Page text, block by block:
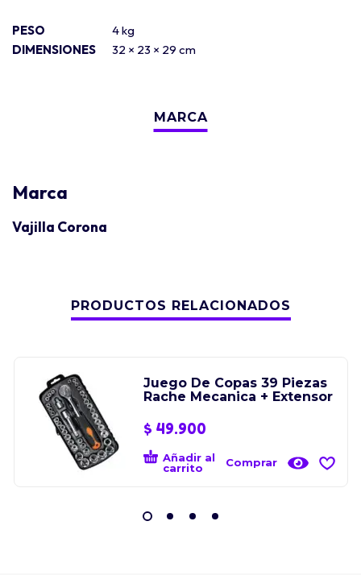
PESO
4 kg
DIMENSIONES
32 × 23 × 29 cm
Marca
Vajilla Corona
PRODUCTOS RELACIONADOS
Juego De Copas 39 Piezas
Rache Mecanica + Extensor
$ 49.900
Añadir al
carrito
Comprar